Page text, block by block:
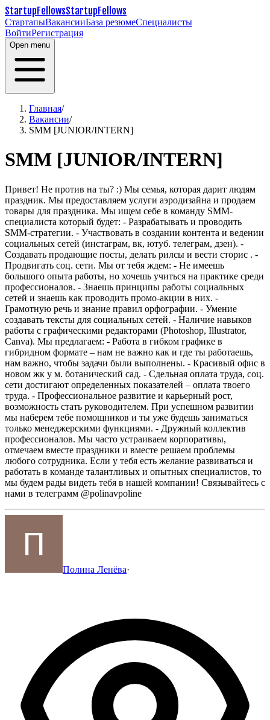
StartupFellowsStartupFellows
СтартапыВакансииБаза резюмеСпециалисты
ВойтиРегистрация
Open menu
Главная/
Вакансии/
SMM [JUNIOR/INTERN]
SMM [JUNIOR/INTERN]
Привет! Не против на ты? :) Мы семья, которая дарит людям
праздник. Мы предоставляем услуги аэродизайна и продаем
товары для праздника. Мы ищем себе в команду SMM-
специалиста который будет: - Разрабатывать и проводить
SMM-стратегии. - Участвовать в создании контента и ведении
социальных сетей (инстаграм, вк, ютуб. телеграм, дзен). -
Создавать продающие посты, делать рилсы и вести сторис . -
Продвигать соц. сети. Мы от тебя ждем: - Не имеешь
большого опыта работы, но хочешь учиться на практике среди
профессионалов. - Знаешь принципы работы социальных
сетей и знаешь как проводить промо-акции в них. -
Грамотную речь и знание правил орфографии. - Умение
создавать тексты для социальных сетей. - Наличие навыков
работы с графическими редакторами (Photoshop, Illustrator,
Canva). Мы предлагаем: - Работа в гибком графике в
гибридном формате – нам не важно как и где ты работаешь,
нам важно, чтобы задачи были выполнены. - Красивый офис в
новом жк у м. ботанический сад. - Сдельная оплата труда, соц.
сети достигают определенных показателей – оплата твоего
труда. - Профессиональное развитие и карьерный рост,
возможность стать руководителем. При успешном развитии
мы наберем тебе помощников и ты уже будешь заниматься
только менеджерскими функциями. - Дружный коллектив
профессионалов. Мы часто устраиваем корпоративы,
отмечаем вместе праздники и вместе решаем проблемы
любого сотрудника. Если у тебя есть желание развиваться и
работать в команде талантливых и опытных специалистов, то
мы будем рады видеть тебя в нашей компании! Связывайтесь с
нами в телеграмм @polinavpoline
Полина Ленёва·